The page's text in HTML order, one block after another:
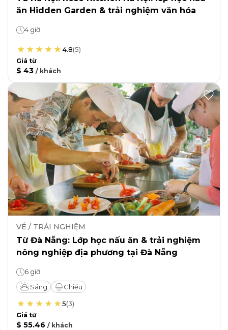
ăn Hidden Garden & trải nghiệm văn hóa
4 giờ
4.8(5)
Giá từ
$ 43 / khách
VÉ / TRẢI NGHIỆM
Từ Đà Nẵng: Lớp học nấu ăn & trải nghiệm
nông nghiệp địa phương tại Đà Nẵng
6 giờ
Sáng
Chiều
5(3)
Giá từ
$ 55.46 / khách